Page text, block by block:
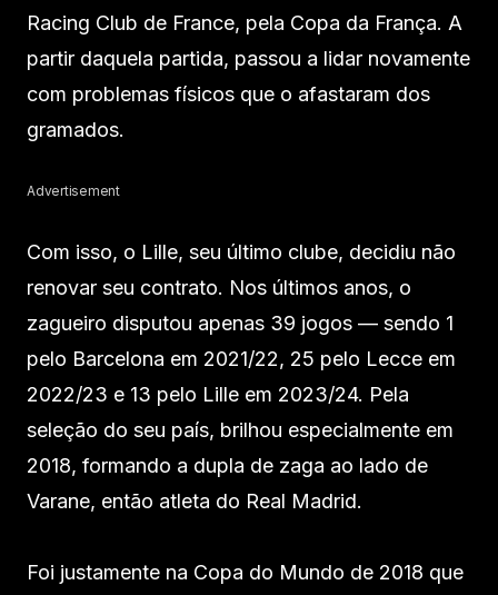
Racing Club de France, pela Copa da França. A
partir daquela partida, passou a lidar novamente
com problemas físicos que o afastaram dos
gramados.
Advertisement
Com isso, o Lille, seu último clube, decidiu não
renovar seu contrato. Nos últimos anos, o
zagueiro disputou apenas 39 jogos — sendo 1
pelo Barcelona em 2021/22, 25 pelo Lecce em
2022/23 e 13 pelo Lille em 2023/24. Pela
seleção do seu país, brilhou especialmente em
2018, formando a dupla de zaga ao lado de
Varane, então atleta do Real Madrid.
Foi justamente na Copa do Mundo de 2018 que